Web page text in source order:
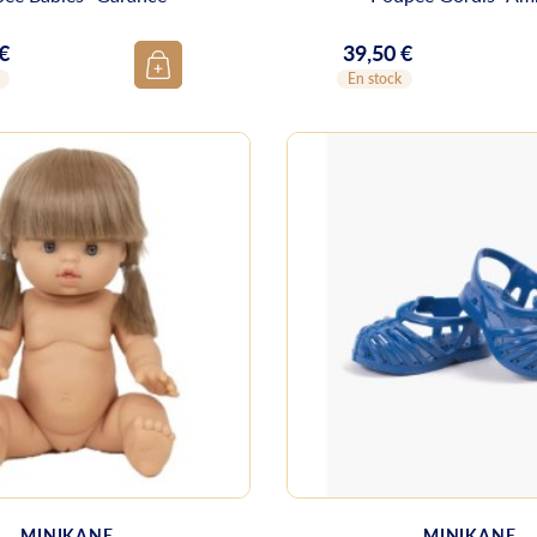
Prix
39,50 €
En stock